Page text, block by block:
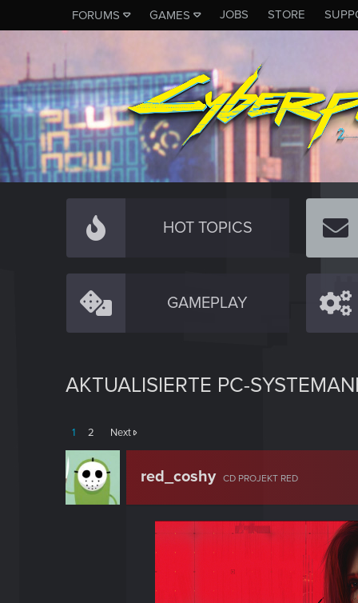
FORUMS GAMES JOBS STORE
HOT TOPICS
GAMEPLAY
AKTUALISIERTE PC-
1 2 Next
red_coshy CD PROJEKT RED